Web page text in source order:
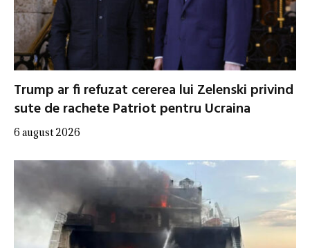
Trump ar fi refuzat cererea lui Zelenski privind
sute de rachete Patriot pentru Ucraina
6 august 2026